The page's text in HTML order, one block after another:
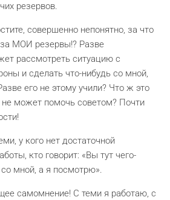
резервов.
совершенно непонятно, за что
МОИ резервы!? Разве
рассмотреть ситуацию с
и сделать что-нибудь со мной,
его не этому учили? Что ж это
не может помочь советом? Почти
у кого нет достаточной
кто говорит: «Вы тут чего-
со мной, а я посмотрю».
самомнение! С теми я работаю, с